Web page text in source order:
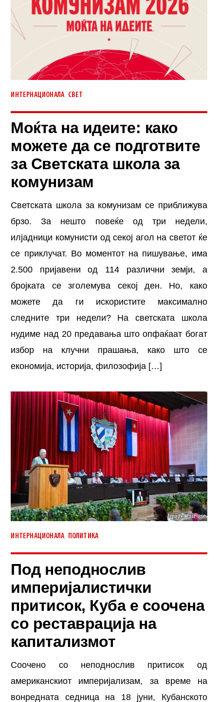
ИНТЕРНАЦИОНАЛА СВЕТ
Моќта на идеите: како
можете да се подготвите
за Светската школа за
комунизам
Светската школа за комунизам се приближува
брзо. За нешто повеќе од три недели,
илјадници комунисти од секој агол на светот ќе
се приклучат. Во моментот на пишување, има
2.500 пријавени од 114 различни земји, а
бројката се зголемува секој ден. Но, како
можете да ги искористите максимално
следните три недели? На светската школа
нудиме над 20 предавања што опфаќаат богат
избор на клучни прашања, како што се
економија, историја, филозофија […]
ИНТЕРНАЦИОНАЛА ПОЛИТИКА
Под неподнослив
империјалистички
притисок, Куба е соочена
со реставрација на
капитализмот
Соочено со неподнослив притисок од
американскиот империјализам, за време на
вонредната седница на 18 јуни, Кубанското